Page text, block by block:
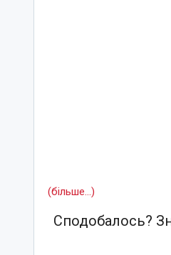
(більше…)
Сподобалось?